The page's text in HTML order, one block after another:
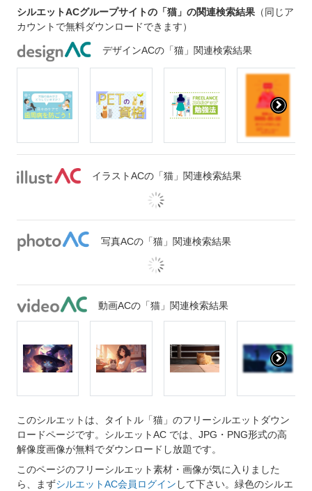
シルエットACグループサイトの「猫」の関連検索結果 （同じア
カウントで無料ダウンロードできます）
デザインACの「猫」関連検索結果
イラストACの「猫」関連検索結果
写真ACの「猫」関連検索結果
動画ACの「猫」関連検索結果
このシルエットは、タイトル「猫」のフリーシルエットダウン
ロードページです。シルエットAC では、JPG・PNG形式の高
解像度画像が無料でダウンロードし放題です。
このページのフリーシルエット素材・画像が気に入りました
ら、まずシルエットAC会員ログイン して下さい。緑色のシルエ